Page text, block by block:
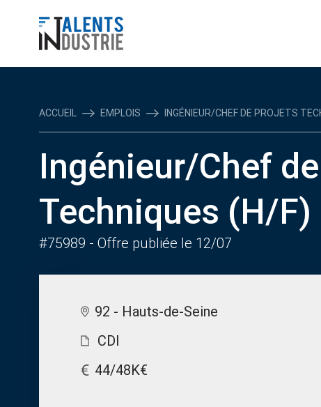
ACCUEIL EMPLOIS INGÉNIEUR/CHEF DE PROJETS
Ingénieur/Chef
Techniques (H/F)
#75989 - Offre publiée le 12/07
92 - Hauts-de-Seine
CDI
44/48K€